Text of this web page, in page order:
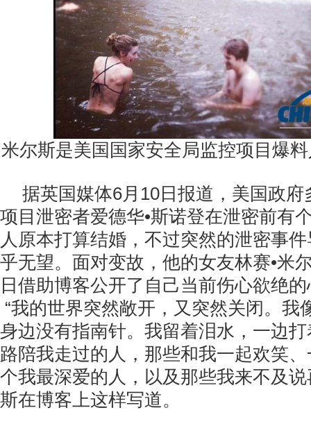
米尔斯是美国国家安全局监控项目爆
据英国媒体6月10日报道，美国政
项目泄密者爱德华•斯诺登在泄密前有
人原本打算结婚，不过突然的泄密事
乎无望。面对变故，他的女友林赛•米
日借助博客公开了自己当前伤心欲绝
“我的世界突然敞开，又突然关闭。我
身边没有指南针。我留着泪水，一边
路陪我走过的人，那些和我一起欢笑
个我最深爱的人，以及那些我来不及
斯在博客上这样写道。